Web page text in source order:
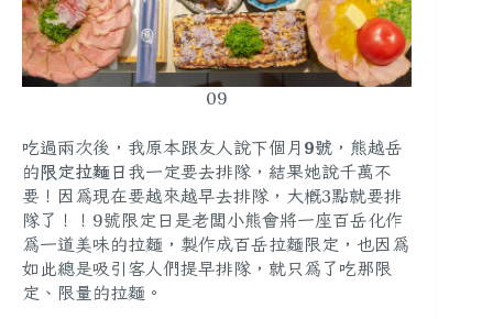
09
吃過兩次後，我原本跟友人說下個月 9號 ，熊越岳
的限定拉麵日 我一定要去排隊，結果她說千萬不
要！因為現在要越來越早去排隊， 大概3點就要排
隊了！！ 9號限定日是老闆小熊會將一座百岳化作
為一道美味的拉麵，製作成百岳拉麵限定 ，也因為
如此總是吸引客人們提早排隊，就只為了吃那限
定、限量的拉麵。